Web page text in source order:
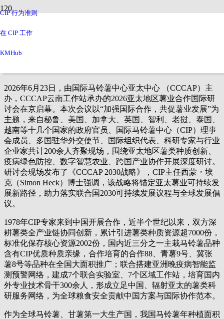
CIP 行为准则
在 CIP 工作
KMHub
加强国际薯业协同创新 共筑亚太粮食安全屏障 |
2026亚太地区薯业合作国际研讨会在北京启幕
2026年6月23日，由国际马铃薯中心亚太中心 （CCCAP）主
办，CCCAP云南工作站承办的2026亚太地区薯业合作国际研
讨会在京启幕。本次会议以“加强国际合作，共促薯业发展”为
主题，来自秘鲁、美国、加拿大、英国、智利、老挝、泰国、
越南等十几个国家的政府官员、国际马铃薯中心（CIP）理事
会成员、多国驻华外交使节、国际组织代表、科研专家与行业
企业家共计200余人齐聚现场，围绕亚太地区薯类种质创新、
疫病绿色防控、数字智慧农业、跨国产业协作开展深度研讨。
研讨会现场发布了《CCCAP 2030战略》，CIP主任西蒙・埃
克（Simon Heck）博士强调，该战略将锚定亚太薯业可持续发
展新路径，助力落实联合国2030可持续发展议程与全球发展倡
议。
1978年CIP专家来到中国开展合作，近半个世纪以来，双方深
耕薯类全产业链协同创新，累计引进薯类种质资源超7000份，
标准化保存核心资源2002份，国内近三分之一主栽马铃薯品种
含有CIP优质种质亲缘，合作培育的合作88、青薯9号、冀张
薯8号等品种在全国大面积推广；联合搭建亚洲晚疫病智能监
测预警网络，建成7个联合实验室、7个区域工作站，培育国内
外专业技术骨干300余人，形成立足中国、辐射亚太的薯类科
研服务网络，为全球粮食安全贡献中国方案与国际协作范本。
作为全球马铃薯、甘薯第一大生产国，我国马铃薯年种植面积